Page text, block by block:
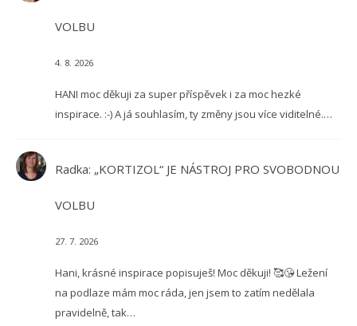
VOLBU
4. 8. 2026
HANI moc děkuji za super příspěvek i za moc hezké
inspirace. :-) A já souhlasím, ty změny jsou více viditelné.…
Radka: „KORTIZOL“ JE NÁSTROJ PRO SVOBODNOU
VOLBU
27. 7. 2026
Hani, krásné inspirace popisuješ! Moc děkuji! 🥰😘 Ležení
na podlaze mám moc ráda, jen jsem to zatím nedělala
pravidelně, tak…